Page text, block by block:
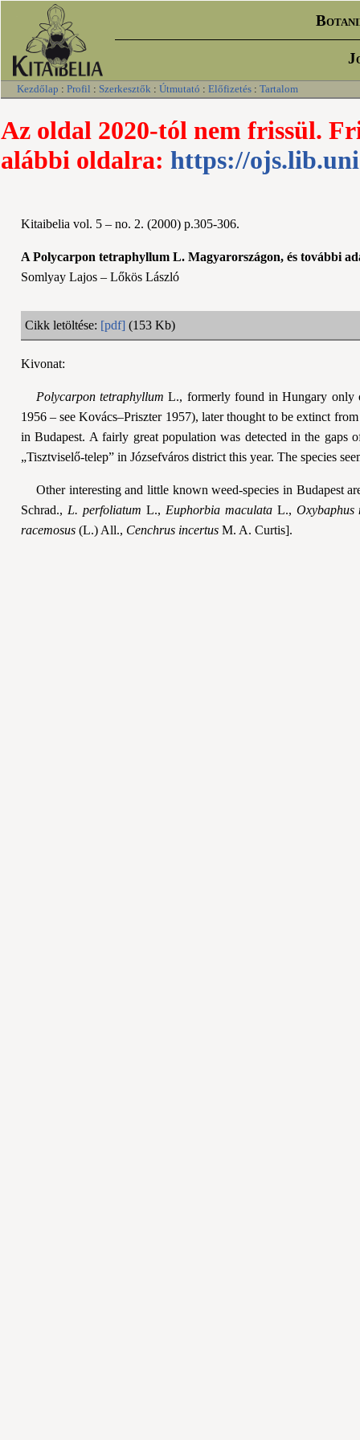
Kezdőlap : Profil : Szerkesztők : Útmutató : Előfizetés : Tartalom
Az oldal 2020-tól nem frissül.
alábbi oldalra: https://
Kitaibelia vol. 5 – no. 2. (2000) p.305-306.
A Polycarpon tetraphyllum L. Magyarországon, és további
Somlyay Lajos – Lőkös László
Cikk letöltése: [pdf] (153 Kb)
Kivonat:
Polycarpon tetraphyllum L., formerly found in Hungary only
1956 – see Kovács–Priszter 1957), later thought to be extinct
in Budapest. A fairly great population was detected in the gaps
„Tisztviselő-telep” in Józsefváros district this year. The species
Other interesting and little known weed-species in Budapest
Schrad., L. perfoliatum L., Euphorbia maculataL., Oxybaphus
racemosus (L.) All., Cenchrus incertus M. A. Curtis].